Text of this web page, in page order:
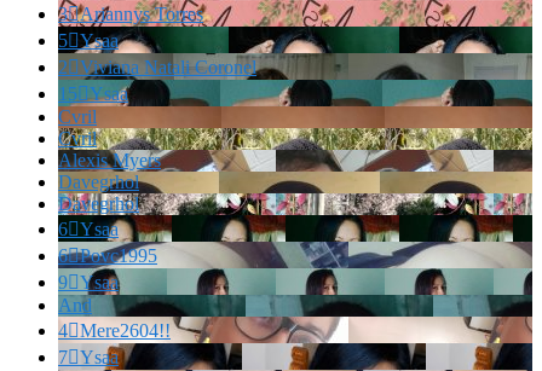
3Ariannys Torres
5Ysaa
2Viviana Natali Coronel
15Ysaa
Cvril
Cvril
Alexis Myers
Davegrhol
Davegrhol
6Ysaa
6Povc1995
9Ysaa
And
4Mere2604!!
7Ysaa